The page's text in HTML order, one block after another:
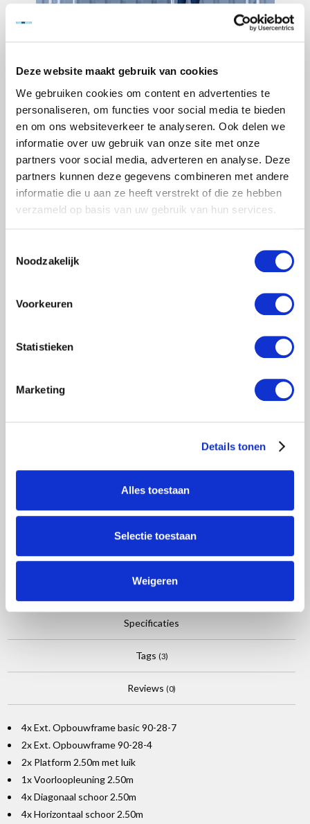
Deze website maakt gebruik van cookies
We gebruiken cookies om content en advertenties te
personaliseren, om functies voor social media te bieden
en om ons websiteverkeer te analyseren. Ook delen we
informatie over uw gebruik van onze site met onze
partners voor social media, adverteren en analyse. Deze
partners kunnen deze gegevens combineren met andere
informatie die u aan ze heeft verstrekt of die ze hebben
verzameld op basis van uw gebruik van hun services.
Noodzakelijk
Voorkeuren
Statistieken
Marketing
Details tonen
Alles toestaan
Selectie toestaan
Weigeren
EAN:
> Verlanglijst
> Vergelijk
Informatie
Specificaties
Tags (3)
Reviews (0)
4x Ext. Opbouwframe basic 90-28-7
2x Ext. Opbouwframe 90-28-4
2x Platform 2.50m met luik
1x Voorloopleuning 2.50m
4x Diagonaal schoor 2.50m
4x Horizontaal schoor 2.50m